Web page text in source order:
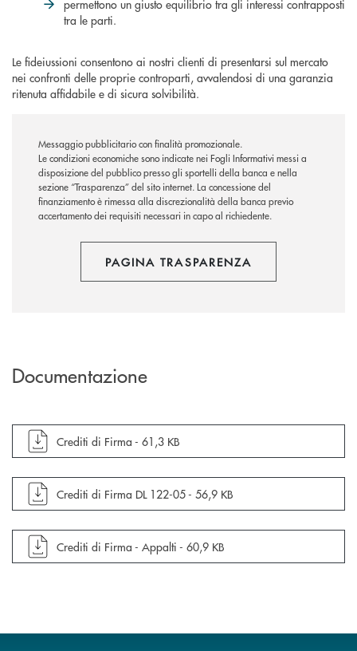
permettono un giusto equilibrio tra gli interessi contrapposti
tra le parti.
Le fideiussioni consentono ai nostri clienti di presentarsi sul mercato
nei confronti delle proprie controparti, avvalendosi di una garanzia
ritenuta affidabile e di sicura solvibilità.
Messaggio pubblicitario con finalità promozionale.
Le condizioni economiche sono indicate nei Fogli Informativi messi a
disposizione del pubblico presso gli sportelli della banca e nella
sezione “Trasparenza” del sito internet.La concessione del
finanziamento è rimessa alla discrezionalità della banca previo
accertamento dei requisiti necessari in capo al richiedente.
PAGINA TRASPARENZA
Documentazione
apre documento in una nuova finestra
Crediti di Firma - 61,3 KB
apre documento in una nuova finestra
Crediti di Firma DL 122-05 - 56,9 KB
apre documento in una nuova finestra
Crediti di Firma - Appalti - 60,9 KB